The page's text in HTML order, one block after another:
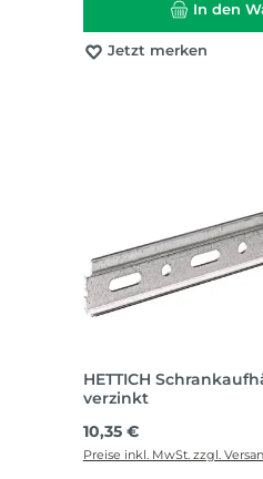
In den
Jetzt merken
HETTICH
verzinkt
Regulärer Preis:
10,35 €
Preise inkl. MwSt. zzgl.